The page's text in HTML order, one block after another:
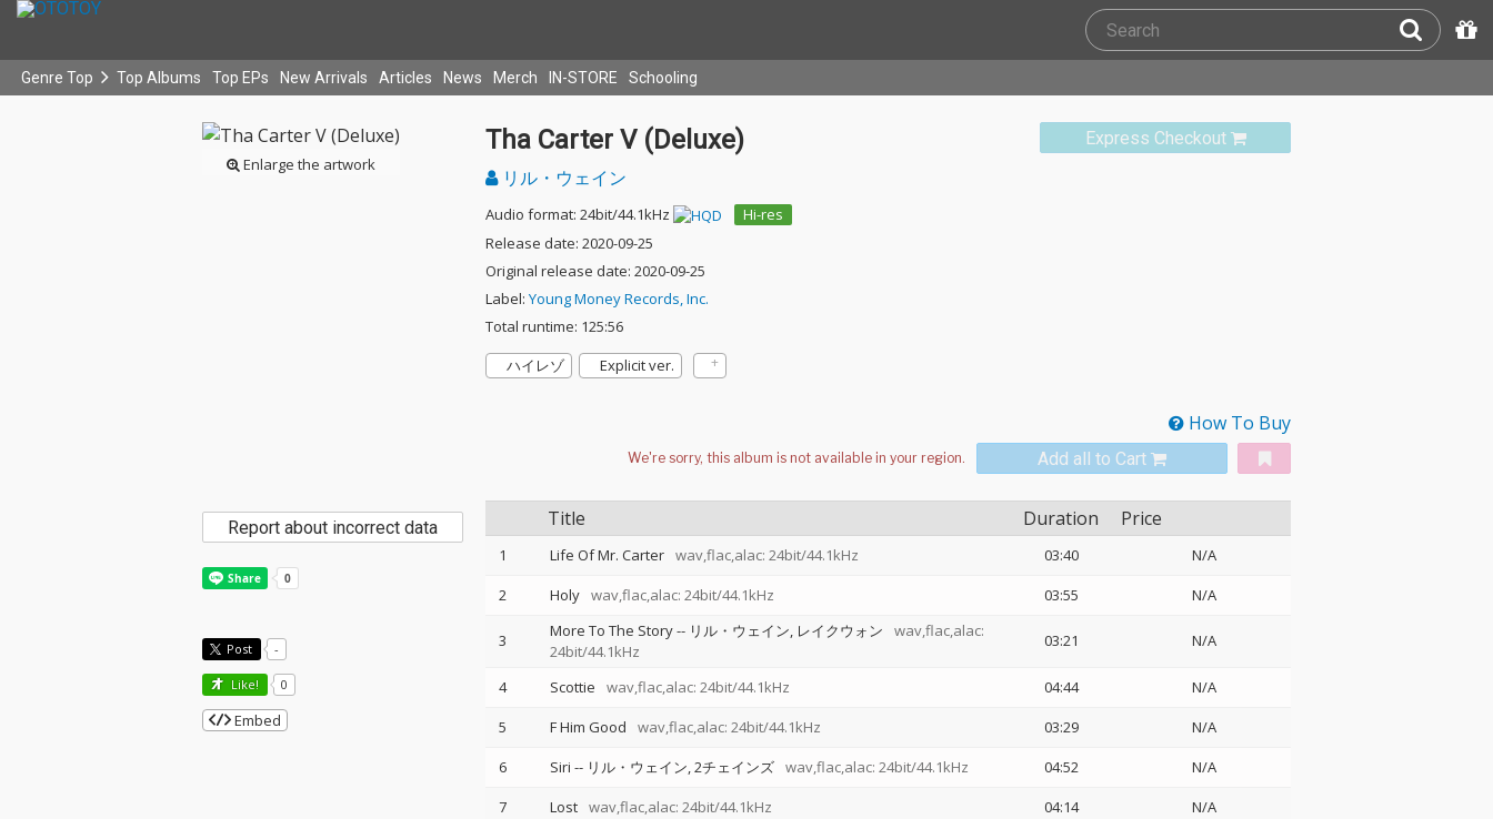
Genre Top Top Albums Top EPs New Arrivals Articles News Merch IN-STORE Schooling
Enlarge the artwork
Express Checkout
Tha Carter V (Deluxe)
リル・ウェイン
Audio format: 24bit/44.1kHz
Hi-res
Release date: 2020-09-25
Original release date: 2020-09-25
Label: Young Money Records, Inc.
Total runtime: 125:56
ハイレゾ
Explicit ver.
How To Buy
Add all to Cart
Title Duration Price
1 Life Of Mr. Carter wav,flac,alac: 24bit/44.1kHz 03:40
N/A
2
Holy wav,flac,alac: 24bit/44.1kHz 03:55 N/A
3 More To The Story-- リル・ウェイン レイクウォン
wav,flac,alac:
24bit/44.1kHz
03:21 N/A
4 Scottie wav,flac,alac: 24bit/44.1kHz 04:44
N/A
5
F Him Good wav,flac,alac: 24bit/44.1kHz 03:29
N/A
6
Siri -- リル・ウェイン 2チェインズ wav,flac,alac: 24bit/44.1kHz 04:52
N/A
7
Lost wav,flac,alac: 24bit/44.1kHz 04:14 N/A
Report about incorrect data
Post -
Like! 0
Embed